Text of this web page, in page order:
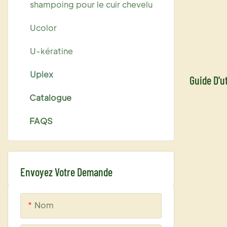
shampoing pour le cuir chevelu
Ucolor
U-kératine
Uplex
Catalogue
FAQS
Envoyez Votre Demande
Nom
Guide